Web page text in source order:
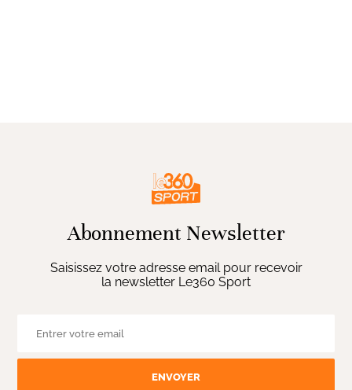
Abonnement Newsletter
Saisissez votre adresse email pour recevoir
la newsletter Le360 Sport
ENVOYER